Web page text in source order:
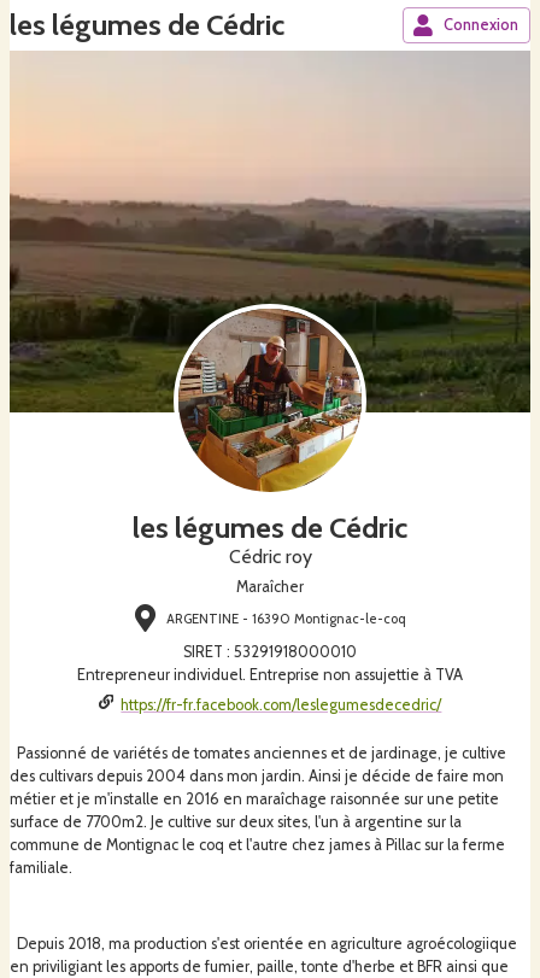
les légumes de Cédric Connexion
les légumes de Cédric
Cédric roy
Maraîcher
ARGENTINE - 16390 Montignac-le-coq
SIRET : 53291918000010
Entrepreneur individuel. Entreprise non assujettie à TVA
https://fr-fr.facebook.com/leslegumesdecedric/
Passionné de variétés de tomates anciennes et de jardinage, je cultive
des cultivars depuis 2004 dans mon jardin. Ainsi je décide de faire mon
métier et je m'installe en 2016 en maraîchage raisonnée sur une petite
surface de 7700m2. Je cultive sur deux sites, l'un à argentine sur la
commune de Montignac le coq et l'autre chez james à Pillac sur la ferme
familiale.
Depuis 2018, ma production s'est orientée en agriculture agroécologiique
en priviligiant les apports de fumier, paille, tonte d'herbe et BFR ainsi que